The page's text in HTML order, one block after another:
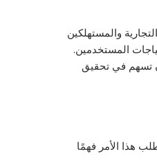
والمستهلكين
المستخدمين.
تسهم في تحقيق
هذا الأمر فهمًا